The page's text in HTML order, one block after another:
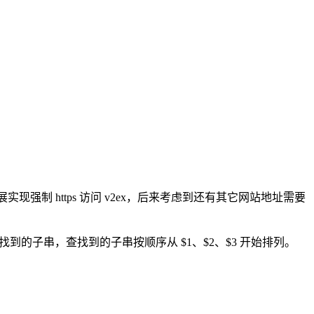
实现强制 https 访问 v2ex，后来考虑到还有其它网站地址需要
的子串，查找到的子串按顺序从 $1、$2、$3 开始排列。